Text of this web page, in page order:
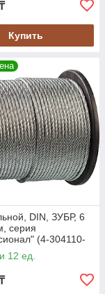
Купить
DIN, ЗУБР, 6
серия
(4-304110-
12 ед.